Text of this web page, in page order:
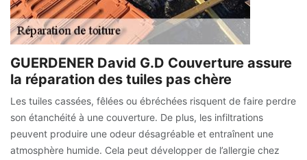
GUERDENER David G.D Couverture assure
la réparation des tuiles pas chère
Les tuiles cassées, fêlées ou ébréchées risquent de faire perdre
son étanchéité à une couverture. De plus, les infiltrations
peuvent produire une odeur désagréable et entraînent une
atmosphère humide. Cela peut développer de l’allergie chez